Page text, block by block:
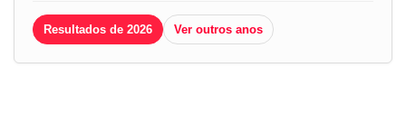
Resultados de 2026 Ver outros anos